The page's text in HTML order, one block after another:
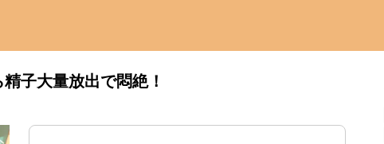
子大量放出で悶絶！